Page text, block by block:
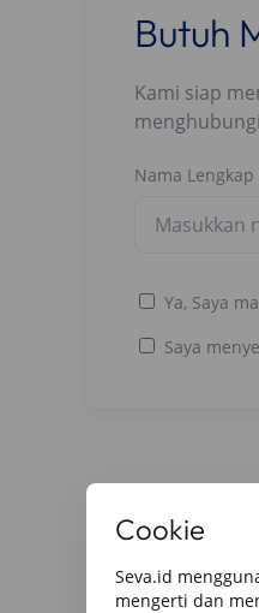
Cookie
Seva.id
mengerti dan
Butuh
Kami siap
Nama Lengkap
Ya, Saya
Saya
Baca